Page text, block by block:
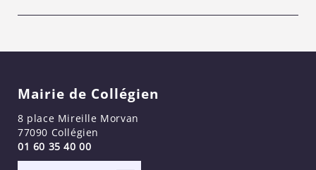
Mairie de Collégien
8 place Mireille Morvan
77090 Collégien
01 60 35 40 00